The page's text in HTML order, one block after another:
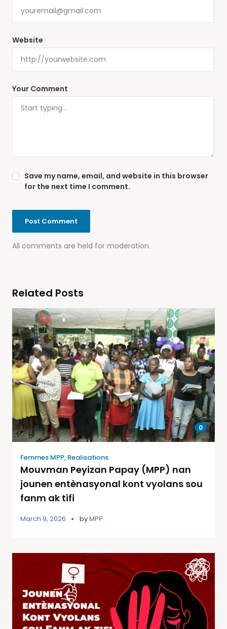
Your Comment
All comments are held for moderation.
Website
Save my name, email, and website in this browser
for the next time I comment.
Related Posts
0
Femmes MPP, Realisations
Mouvman Peyizan Papay (MPP) nan
jounen entènasyonal kont vyolans sou
fanm ak tifi
March 9, 2026 byMPP